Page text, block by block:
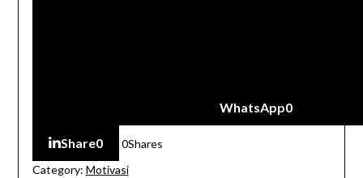
WhatsApp0
Share0 0Shares
Category: Motivasi